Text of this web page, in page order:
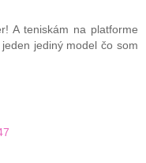
A teniskám na platforme
jediný model čo som